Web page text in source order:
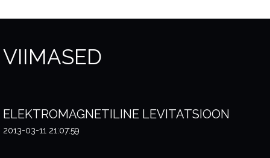
VIIMASED
ELEKTROMAGNETILINE LEVITATSIOON
2013-03-11 21:07:59